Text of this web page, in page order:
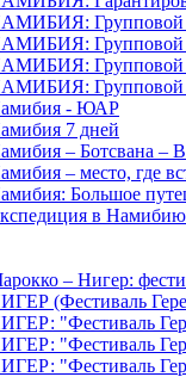
Групповой
Групповой
Групповой
Групповой
- ЮАР
7 дней
– Ботсвана –
– место, где
Большое
в Намибию
– Нигер:
(Фестиваль
"Фестиваль
"Фестиваль
"Фестиваль